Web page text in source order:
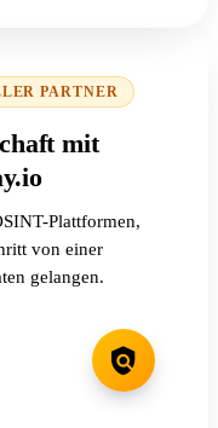
PARTNER
mit
Plattformen,
von einer
gelangen.